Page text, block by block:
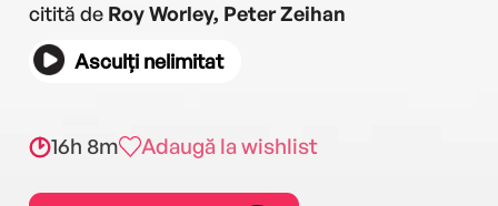
citită de Roy Worley, Peter Zeihan
Asculți nelimitat
16h 8m Adaugă la wishlist